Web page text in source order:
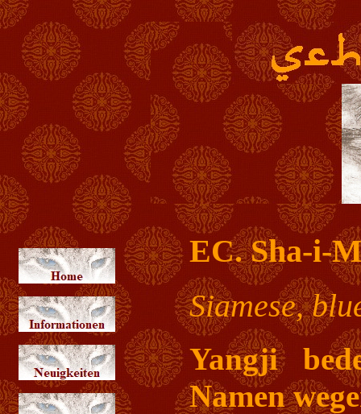
EC. Sha-i-
Siamese,
Yangji
Namen